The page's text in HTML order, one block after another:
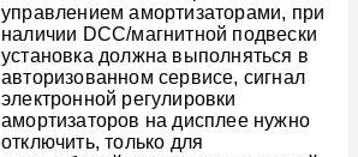
управлением амортизаторами, при
наличии DCC/магнитной подвески
установка должна выполняться в
авторизованном сервисе, сигнал
электронной регулировки
амортизаторов на дисплее нужно
отключить, только для